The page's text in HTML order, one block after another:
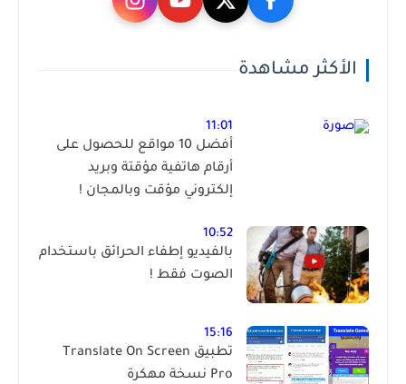
الأكثر مشاهدة
11:01
أفضل 10 مواقع للحصول على
أرقام هاتفية مؤقتة وبريد
إلكتروني مؤقت وبالمجان !
10:52
بالفيديو إطفاء الحرائق باستخدام
الصوت فقط !
15:16
تطبيق Translate On Screen
Pro نسخة مهكرة